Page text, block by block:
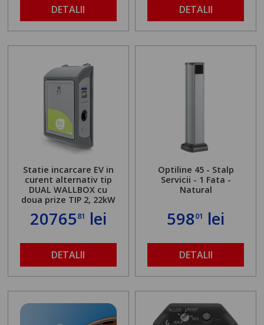
DETALII DETALII
Statie incarcare EV in
curent alternativ tip
DUAL WALLBOX cu
doua prize TIP 2, 22kW
2076581 lei
DETALII
Optiline 45 - Stalp
Servicii - 1 Fata -
Natural
59801 lei
DETALII